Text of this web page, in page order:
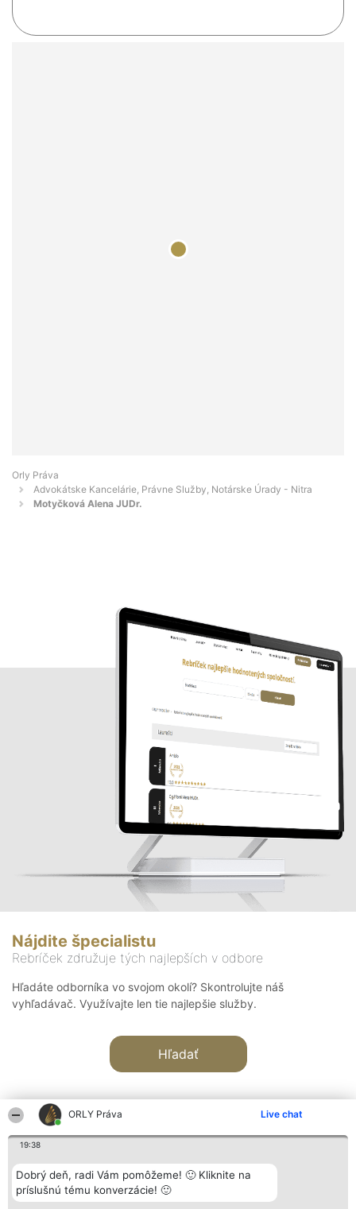
ORLY Práva Live chat
19:38
Dobrý deň, radi Vám pomôžeme! 🙂 Kliknite na
príslušnú tému konverzácie! 🙂
Orly Práva
Advokátske Kancelárie, Právne Služby, Notárske Úrady - Nitra
Motyčková Alena JUDr.
Nájdite špecialistu
Rebríček združuje tých najlepších v odbore
Hľadáte odborníka vo svojom okolí? Skontrolujte náš
vyhľadávač. Využívajte len tie najlepšie služby.
Hľadať
Organizátor hodnotenia
Bright Side Solutions sp. z o.
o. sp. k.
Hodnotenie
Laureáti
Lista
Kontakt
Kontakt